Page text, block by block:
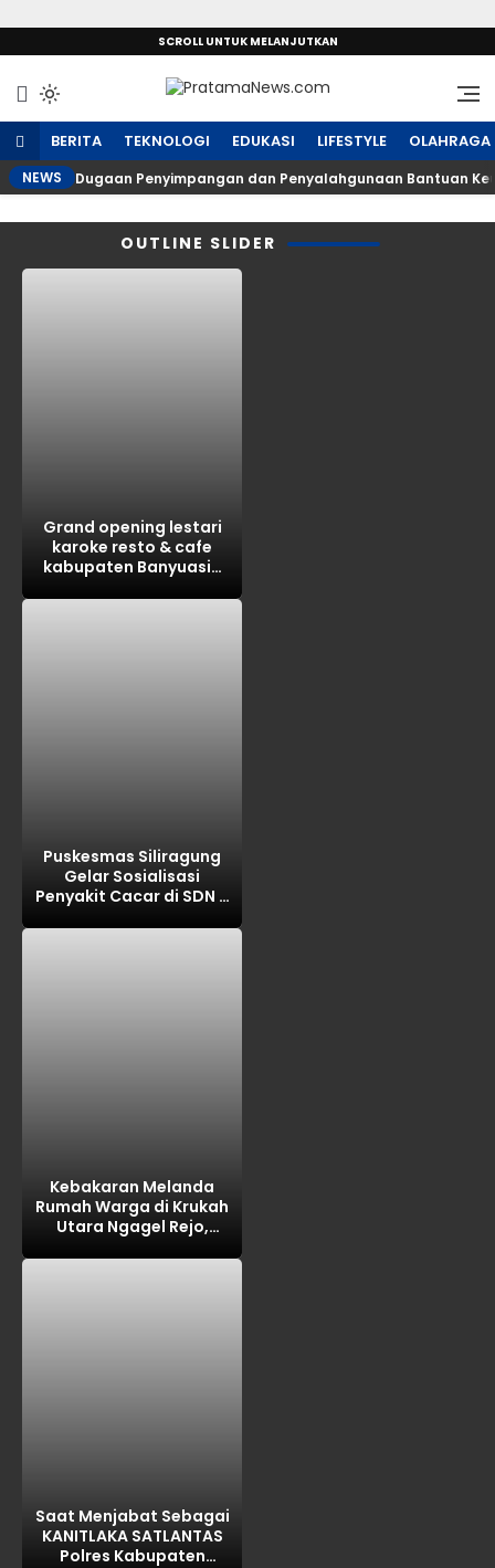
SCROLL UNTUK MELANJUTKAN
BERITA TEKNOLOGI EDUKASI LIFESTYLE OLAHRAGA
NEWS Dugaan Penyimpangan dan Penyalahgunaan Bantuan
OUTLINE SLIDER
Grand opening lestari
karoke resto & cafe
kabupaten Banyuasin
Puskesmas Siliragung
Gelar Sosialisasi
Penyakit Cacar di SDN 5
Kebakaran Melanda
Rumah Warga di Krukah
Utara Ngagel Rejo,
Juta
Saat Menjabat Sebagai
KANITLAKA SATLANTAS
Polres Kabupaten